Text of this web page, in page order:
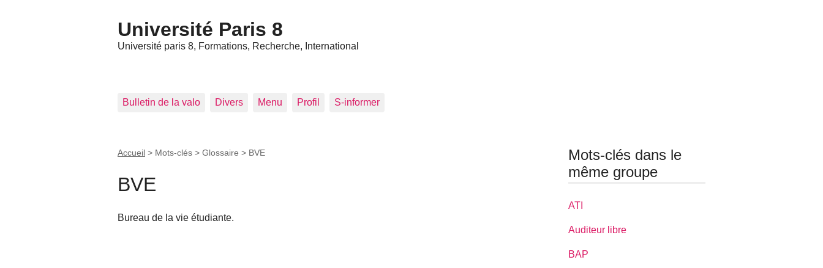
Université Paris 8
Université paris 8, Formations, Recherche, International
Bulletin de la valo Divers Menu Profil S-informer
Accueil > Mots-clés > Glossaire > BVE
BVE
Bureau de la vie étudiante.
Mots-clés dans le
même groupe
ATI
Auditeur libre
BAP